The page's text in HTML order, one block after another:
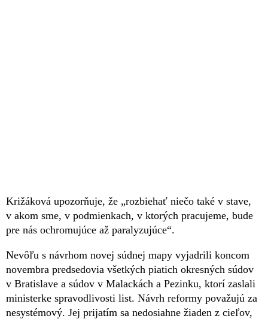
Križáková upozorňuje, že „rozbiehať niečo také v stave,
v akom sme, v podmienkach, v ktorých pracujeme, bude
pre nás ochromujúce až paralyzujúce“.
Nevôľu s návrhom novej súdnej mapy vyjadrili koncom
novembra predsedovia všetkých piatich okresných súdov
v Bratislave a súdov v Malackách a Pezinku, ktorí zaslali
ministerke spravodlivosti list. Návrh reformy považujú za
nesystémový. Jej prijatím sa nedosiahne žiaden z cieľov,